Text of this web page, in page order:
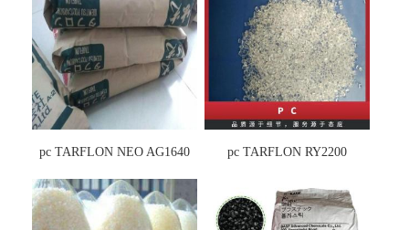
pc TARFLON NEO AG1640 pc TARFLON RY2200